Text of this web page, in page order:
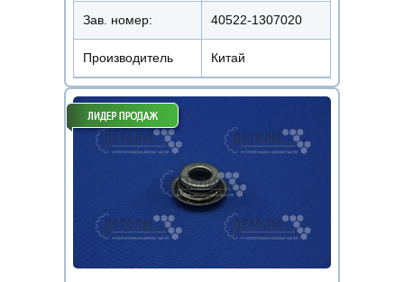
Зав. номер: 40522-1307020
Производитель Китай